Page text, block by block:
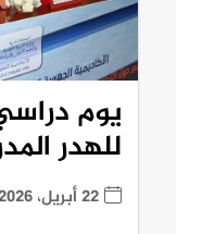
يوم
للهدر
22 أبريل، 2026